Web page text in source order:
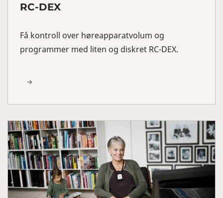
RC-DEX
Få kontroll over høreapparatvolum og
programmer med liten og diskret RC-DEX.